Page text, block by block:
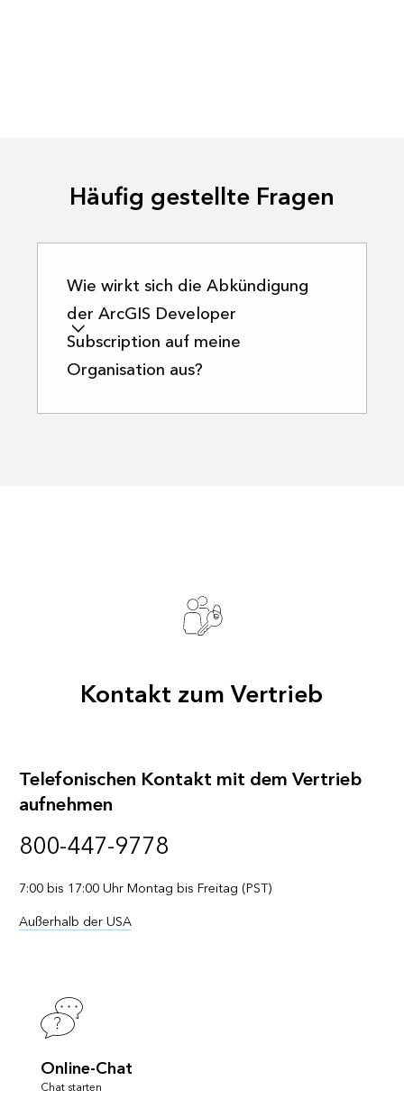
Häufig gestellte Fragen
Wie wirkt sich die Abkündigung
der ArcGIS Developer
Subscription auf meine
Organisation aus?
Kontakt zum Vertrieb
Telefonischen Kontakt mit dem Vertrieb
aufnehmen
800-447-9778
7:00 bis 17:00 Uhr Montag bis Freitag (PST)
Außerhalb der USA
Online-Chat
Chat starten